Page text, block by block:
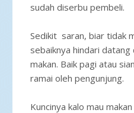
sudah diserbu pembeli.
Sedikit saran, biar tidak
sebaiknya hindari
makan. Baik pagi atau
ramai oleh pengunjung.
Kuncinya kalo mau